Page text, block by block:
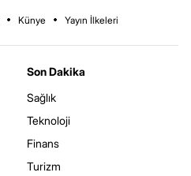
Künye Yayın İlkeleri
Son Dakika
Sağlık
Teknoloji
Finans
Turizm